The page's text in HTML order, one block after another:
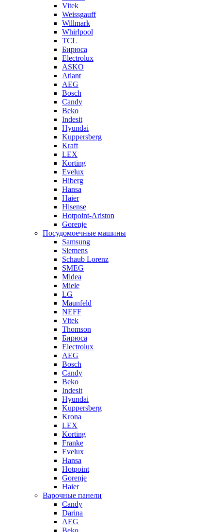
Vitek
Weissgauff
Willmark
Whirlpool
TCL
Бирюса
Electrolux
ASKO
Atlant
AEG
Bosch
Candy
Beko
Indesit
Hyundai
Kuppersberg
Kraft
LEX
Korting
Evelux
Hiberg
Hansa
Haier
Hisense
Hotpoint-Ariston
Gorenje
Посудомоечные машины
Samsung
Siemens
Schaub Lorenz
SMEG
Midea
Miele
LG
Maunfeld
NEFF
Vitek
Thomson
Бирюса
Electrolux
AEG
Bosch
Candy
Beko
Indesit
Hyundai
Kuppersberg
Krona
LEX
Korting
Franke
Evelux
Hansa
Hotpoint
Gorenje
Haier
Варочные панели
Candy
Darina
AEG